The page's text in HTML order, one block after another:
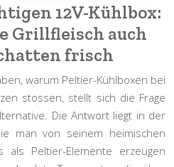
12V-Kühlbox:
Grillfleisch auch
frisch
warum Peltier-Kühlboxen bei
stossen, stellt sich die Frage
Die Antwort liegt in der
man von seinem heimischen
als Peltier-Elemente erzeugen